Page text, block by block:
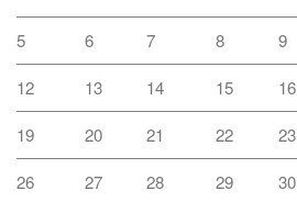
5 6 7 8 9
12 13 14 15 16
19 20 21 22 23
26 27 28 29
30